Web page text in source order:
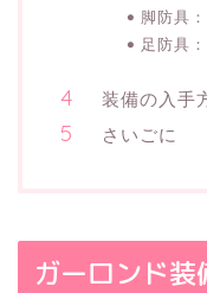
脚防具
足防具
装備の入手
さいごに
ガーロンド装